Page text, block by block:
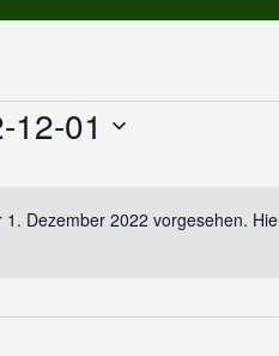
1. Dezember 2022 vorgesehen.
12-01